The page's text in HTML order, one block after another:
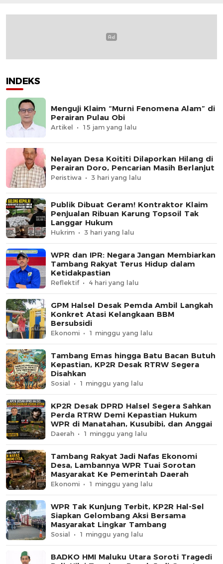
INDEKS
Menguji Klaim “Murni Fenomena Alam” di
Perairan Pulau Obi
Artikel 15 jam yang lalu
Nelayan Desa Koititi Dilaporkan Hilang di
Perairan Doro, Pencarian Masih Berlanjut
Peristiwa 3 hari yang lalu
Publik Dibuat Geram! Kontraktor Klaim
Penjualan Ribuan Karung Topsoil Tak
Langgar Hukum
Hukrim 3 hari yang lalu
WPR dan IPR: Negara Jangan Membiarkan
Tambang Rakyat Terus Hidup dalam
Ketidakpastian
Reflektif 4 hari yang lalu
GPM Halsel Desak Pemda Ambil Langkah
Konkret Atasi Kelangkaan BBM
Bersubsidi
Ekonomi 1 minggu yang lalu
Tambang Emas hingga Batu Bacan Butuh
Kepastian, KP2R Desak RTRW Segera
Disahkan
Sosial 1 minggu yang lalu
KP2R Desak DPRD Halsel Segera Sahkan
Perda RTRW Demi Kepastian Hukum
WPR di Manatahan, Kusubibi, dan Anggai
Daerah 1 minggu yang lalu
Tambang Rakyat Jadi Nafas Ekonomi
Desa, Lambannya WPR Tuai Sorotan
Masyarakat Ke Pemerintah Daerah
Ekonomi 1 minggu yang lalu
WPR Tak Kunjung Terbit, KP2R Hal-Sel
Siapkan Gelombang Aksi Bersama
Masyarakat Lingkar Tambang
Sosial 1 minggu yang lalu
BADKO HMI Maluku Utara Soroti Tragedi